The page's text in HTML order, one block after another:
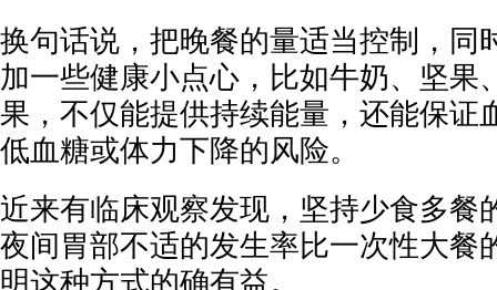
换句话说，把晚餐的量适当控制，同
加一些健康小点心，比如牛奶、坚果
果，不仅能提供持续能量，还能保证
低血糖或体力下降的风险。
近来有临床观察发现，坚持少食多餐
夜间胃部不适的发生率比一次性大餐
明这种方式的确有益。